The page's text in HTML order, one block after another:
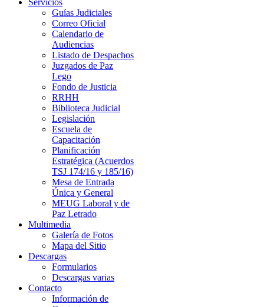
Servicios
Guías Judiciales
Correo Oficial
Calendario de
Audiencias
Listado de Despachos
Juzgados de Paz
Lego
Fondo de Justicia
RRHH
Biblioteca Judicial
Legislación
Escuela de
Capacitación
Planificación
Estratégica (Acuerdos
TSJ 174/16 y 185/16)
Mesa de Entrada
Única y General
MEUG Laboral y de
Paz Letrado
Multimedia
Galería de Fotos
Mapa del Sitio
Descargas
Formularios
Descargas varias
Contacto
Información de